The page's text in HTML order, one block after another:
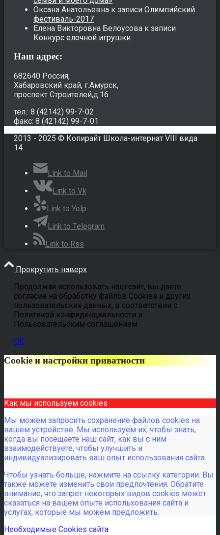
Оксана Анатольевна к записи Олимпийский
фестиваль-2017
Елена Викторовна Белоусова к записи
Конкурс елочной игрушки
Наш адрес:
682640 Россия,
Хабаровский край, г.Амурск,
проспект Строителей,д.16
тел.: 8 (42142) 99-7-02
факс: 8 (42142) 99-7-01
2013 - 2025 © Копирайт Школа-интернат VIII вида
14
Link to Mail
Link to Vk
Link to Yelp
Link to Telegram
Link to Rss
Прокрутить наверх
Продолжая использовать наш сайт, вы даете
согласие на обработку файлов Cookies и других
пользовательских данных, в соответствии с
Политикой конфиденциальности и
Пользовательским соглашением
OK
Cookie и настройки приватности
Как мы используем cookies
Мы можем запросить сохранение файлов cookies на
вашем устройстве. Мы используем их, чтобы знать,
когда вы посещаете наш сайт, как вы с ним
взаимодействуете, чтобы улучшить и
индивидуализировать ваш опыт использования сайта.
Чтобы узнать больше, нажмите на ссылку категории. Вы
также можете изменить свои предпочтения. Обратите
внимание, что запрет некоторых видов cookies может
сказаться на вашем опыте испольхования сайта и
услугах, которые мы можем предложить.
Необходимые Cookies сайта